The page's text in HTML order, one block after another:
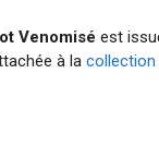
Venomisé est
à la collection